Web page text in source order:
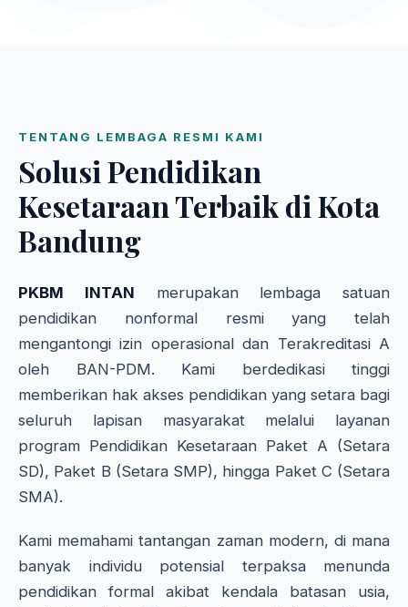
TENTANG LEMBAGA RESMI KAMI
Solusi Pendidikan
Kesetaraan Terbaik di Kota
Bandung
PKBM INTAN merupakan lembaga satuan
pendidikan nonformal resmi yang telah
mengantongi izin operasional dan Terakreditasi A
oleh BAN-PDM. Kami berdedikasi tinggi
memberikan hak akses pendidikan yang setara bagi
seluruh lapisan masyarakat melalui layanan
program Pendidikan Kesetaraan Paket A (Setara
SD), Paket B (Setara SMP), hingga Paket C (Setara
SMA).
Kami memahami tantangan zaman modern, di mana
banyak individu potensial terpaksa menunda
pendidikan formal akibat kendala batasan usia,